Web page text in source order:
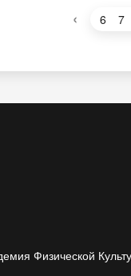
‹ 6 7
Физической